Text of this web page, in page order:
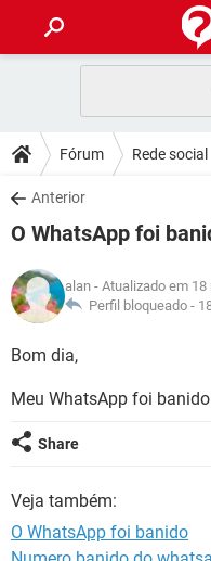
CELULAR
OUTLOOK
INSTAGRAM
GUIA DE COMPRAS
DICAS
JOGOS
INSTAGRAM
GUIA DE COMPRAS
DOWNLOADS
JOGOS
CELULAR
OUTLOOK
INSTAGRAM
JOGOS
CELULAR
OUTLOOK
INSTAGRAM
GUIA DE COMPRAS
GLOSSÁRIO
JOGOS
INSTAGRAM
GUIA DE COMPRAS
Fórum Rede social
Anterior
O WhatsApp foi
alan - Atualizado em
Perfil bloqueado -
Bom dia,
Meu WhatsApp foi
Share
Veja também:
O WhatsApp foi banido